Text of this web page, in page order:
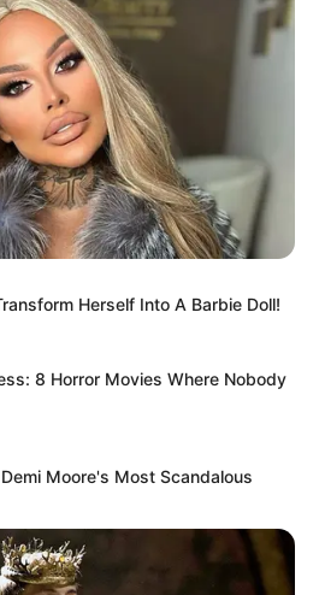
xarici vətəndaşların tibbi
azaldılmasını və əmək
Herself Into A Barbie Doll!
8 Horror Movies Where Nobody
Moore's Most Scandalous